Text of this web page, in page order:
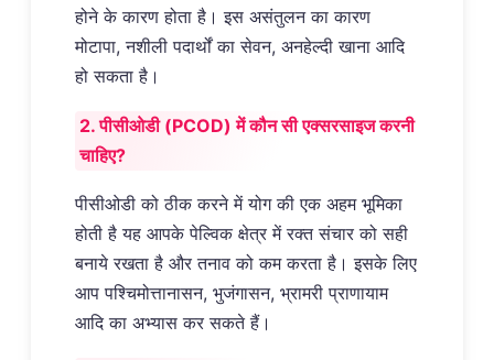
होने के कारण होता है। इस असंतुलन का कारण
मोटापा, नशीली पदार्थों का सेवन, अनहेल्दी खाना आदि
हो सकता है।
2. पीसीओडी (PCOD) में कौन सी एक्सरसाइज करनी
चाहिए?
पीसीओडी को ठीक करने में योग की एक अहम भूमिका
होती है यह आपके पेल्विक क्षेत्र में रक्त संचार को सही
बनाये रखता है और तनाव को कम करता है। इसके लिए
आप पश्चिमोत्तानासन, भुजंगासन, भ्रामरी प्राणायाम
आदि का अभ्यास कर सकते हैं।